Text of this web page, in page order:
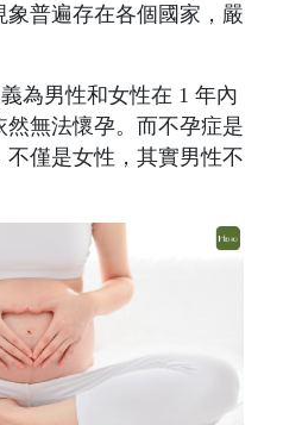
普遍存在各個國家，嚴
為男性和女性在 1 年內
無法懷孕。而不孕症是
僅是女性，其實男性不